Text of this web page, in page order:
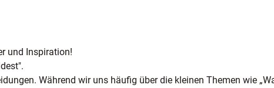
und Inspiration!
Während wir uns häufig über die kleinen Themen wie